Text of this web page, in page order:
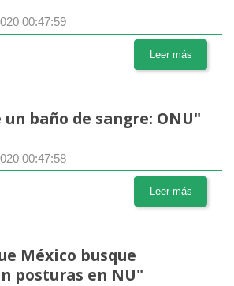
00:47:59
Leer más
baño de sangre: ONU"
00:47:58
Leer más
México busque
posturas en NU"